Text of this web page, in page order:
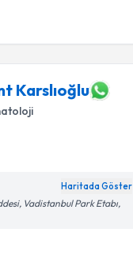
Karslıoğlu
Haritada Göster
Vadistanbul Park Etabı,